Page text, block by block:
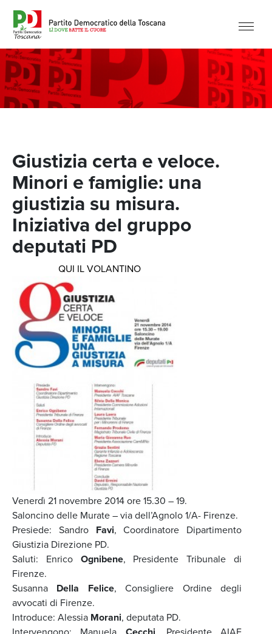
Giustizia certa e veloce.
Minori e famiglie: una
giustizia su misura.
Iniziativa del gruppo
deputati PD
QUI IL VOLANTINO
Venerdì 21 novembre 2014 ore 15.30 – 19.
Saloncino delle Murate – via dell’Agnolo 1/A- Firenze.
Presiede: Sandro Favi, Coordinatore Dipartimento
Giustizia Direzione PD.
Saluti: Enrico Ognibene, Presidente Tribunale di
Firenze.
Susanna Della Felice, Consigliere Ordine degli
avvocati di Firenze.
Introduce: Alessia Morani, deputata PD.